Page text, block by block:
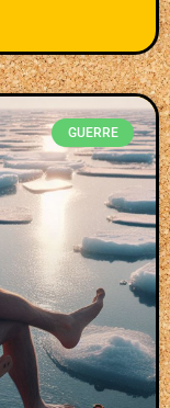
GUERRE